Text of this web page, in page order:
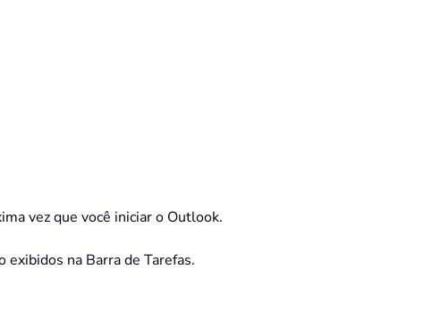
vez que você iniciar o Outlook.
na Barra de Tarefas.